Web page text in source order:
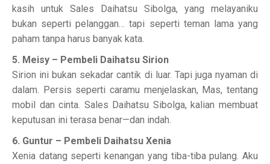
kasih untuk Sales Daihatsu Sibolga, yang melayaniku
bukan seperti pelanggan… tapi seperti teman lama yang
paham tanpa harus banyak kata.
5. Meisy – Pembeli Daihatsu Sirion
Sirion ini bukan sekadar cantik di luar. Tapi juga nyaman di
dalam. Persis seperti caramu menjelaskan, Mas, tentang
mobil dan cinta. Sales Daihatsu Sibolga, kalian membuat
keputusan ini terasa benar—dan indah.
6. Guntur – Pembeli Daihatsu Xenia
Xenia datang seperti kenangan yang tiba-tiba pulang. Aku